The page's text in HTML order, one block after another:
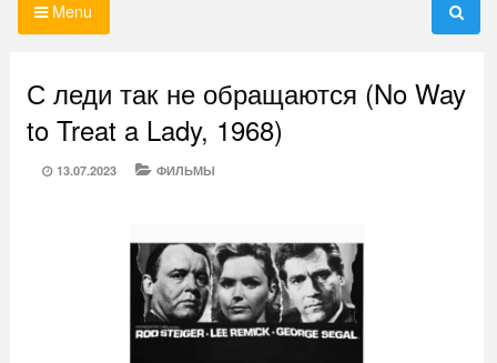
Menu
С леди так не обращаются (No Way
to Treat a Lady, 1968)
POSTED
13.07.2023 CATEGORIES
ФИЛЬМЫ